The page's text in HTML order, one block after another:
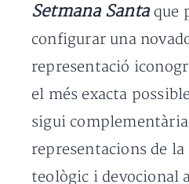
Setmana Santaque
configurar una
representació
el més exacta
sigui
representacions de la
teològic i devocional